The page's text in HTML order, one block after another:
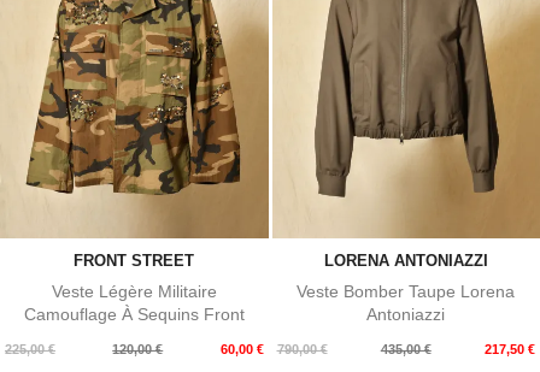
FRONT STREET
Veste Légère Militaire
Camouflage À Sequins Front
225,00 €
Prix
120,00 € 60,00 €
Prix
LORENA ANTONIAZZI
Veste Bomber Taupe Lorena
Antoniazzi
790,00 €
Prix
435,00 € 217,50 €
Prix